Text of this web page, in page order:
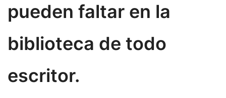
pueden faltar en la
biblioteca de todo
escritor.